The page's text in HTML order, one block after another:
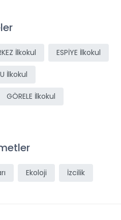
İlkokul ESPİYE İlkokul
İlkokul
GÖRELE İlkokul
Ekoloji İzcilik